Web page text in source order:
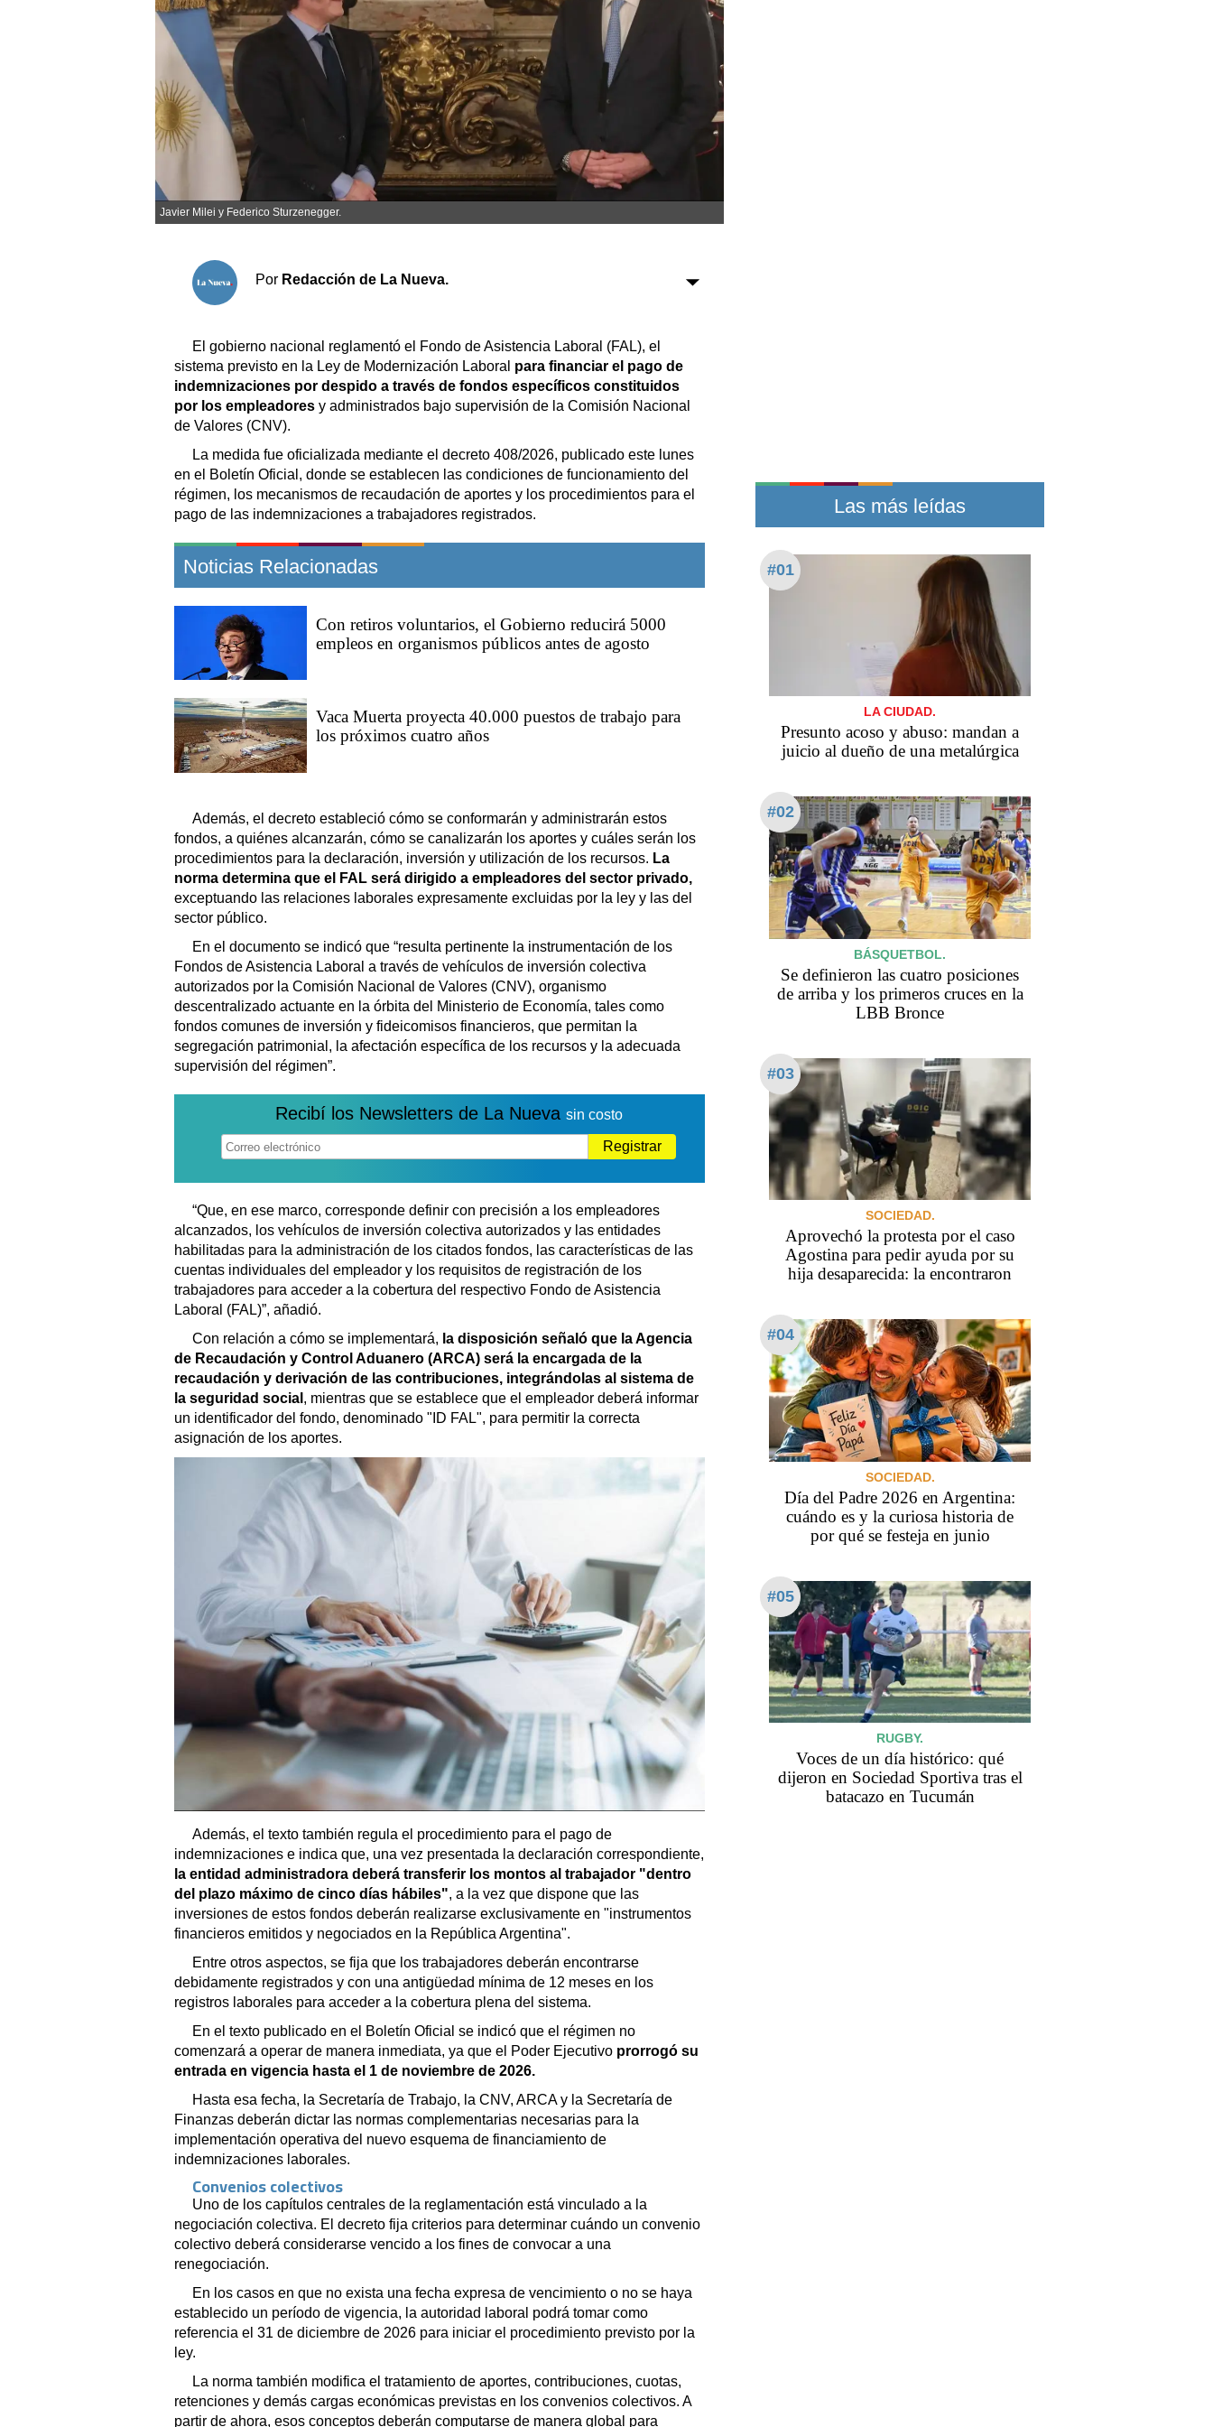
Sociedad y tiempo libre
Sociedad
Tecnología
Turismo
Salud
Es viral
El tiempo
Clasificados
Horóscopo
Servicios
Datos Útiles
Fúnebres
Edictos
Teléfonos de urgencia
Javier Milei y Federico Sturzenegger.
Por Redacción de La Nueva.
El gobierno nacional reglamentó el Fondo de Asistencia Laboral (FAL), el
sistema previsto en la Ley de Modernización Laboral para financiar el pago de
indemnizaciones por despido a través de fondos específicos constituidos
por los empleadores y administrados bajo supervisión de la Comisión Nacional
de Valores (CNV).
La medida fue oficializada mediante el decreto 408/2026, publicado este lunes
en el Boletín Oficial, donde se establecen las condiciones de funcionamiento del
régimen, los mecanismos de recaudación de aportes y los procedimientos para el
pago de las indemnizaciones a trabajadores registrados.
Noticias Relacionadas
Con retiros voluntarios, el Gobierno reducirá 5000
empleos en organismos públicos antes de agosto
Vaca Muerta proyecta 40.000 puestos de trabajo para
los próximos cuatro años
Además, el decreto estableció cómo se conformarán y administrarán estos
fondos, a quiénes alcanzarán, cómo se canalizarán los aportes y cuáles serán los
procedimientos para la declaración, inversión y utilización de los recursos. La
norma determina que el FAL será dirigido a empleadores del sector privado,
exceptuando las relaciones laborales expresamente excluidas por la ley y las del
sector público.
En el documento se indicó que “resulta pertinente la instrumentación de los
Fondos de Asistencia Laboral a través de vehículos de inversión colectiva
autorizados por la Comisión Nacional de Valores (CNV), organismo
descentralizado actuante en la órbita del Ministerio de Economía, tales como
fondos comunes de inversión y fideicomisos financieros, que permitan la
segregación patrimonial, la afectación específica de los recursos y la adecuada
supervisión del régimen”.
Recibí los Newsletters de La Nueva sin costo
Registrar
“Que, en ese marco, corresponde definir con precisión a los empleadores
alcanzados, los vehículos de inversión colectiva autorizados y las entidades
habilitadas para la administración de los citados fondos, las características de las
cuentas individuales del empleador y los requisitos de registración de los
trabajadores para acceder a la cobertura del respectivo Fondo de Asistencia
Laboral (FAL)”, añadió.
Con relación a cómo se implementará, la disposición señaló que la Agencia
de Recaudación y Control Aduanero (ARCA) será la encargada de la
recaudación y derivación de las contribuciones, integrándolas al sistema de
la seguridad social , mientras que se establece que el empleador deberá informar
un identificador del fondo, denominado "ID FAL", para permitir la correcta
asignación de los aportes.
Además, el texto también regula el procedimiento para el pago de
indemnizaciones e indica que, una vez presentada la declaración correspondiente,
la entidad administradora deberá transferir los montos al trabajador "dentro
del plazo máximo de cinco días hábiles", a la vez que dispone que las
inversiones de estos fondos deberán realizarse exclusivamente en "instrumentos
financieros emitidos y negociados en la República Argentina".
Entre otros aspectos, se fija que los trabajadores deberán encontrarse
debidamente registrados y con una antigüedad mínima de 12 meses en los
registros laborales para acceder a la cobertura plena del sistema.
En el texto publicado en el Boletín Oficial se indicó que el régimen no
comenzará a operar de manera inmediata, ya que el Poder Ejecutivo prorrogó su
entrada en vigencia hasta el 1 de noviembre de 2026.
Hasta esa fecha, la Secretaría de Trabajo, la CNV, ARCA y la Secretaría de
Finanzas deberán dictar las normas complementarias necesarias para la
implementación operativa del nuevo esquema de financiamiento de
indemnizaciones laborales.
Convenios colectivos
Uno de los capítulos centrales de la reglamentación está vinculado a la
negociación colectiva. El decreto fija criterios para determinar cuándo un convenio
colectivo deberá considerarse vencido a los fines de convocar a una
renegociación.
En los casos en que no exista una fecha expresa de vencimiento o no se haya
establecido un período de vigencia, la autoridad laboral podrá tomar como
referencia el 31 de diciembre de 2026 para iniciar el procedimiento previsto por la
ley.
La norma también modifica el tratamiento de aportes, contribuciones, cuotas,
retenciones y demás cargas económicas previstas en los convenios colectivos. A
partir de ahora, esos conceptos deberán computarse de manera global para
Las más leídas
#01
LA CIUDAD.
Presunto acoso y abuso: mandan a
juicio al dueño de una metalúrgica
#02
BÁSQUETBOL.
Se definieron las cuatro posiciones
de arriba y los primeros cruces en la
LBB Bronce
#03
SOCIEDAD.
Aprovechó la protesta por el caso
Agostina para pedir ayuda por su
hija desaparecida: la encontraron
#04
SOCIEDAD.
Día del Padre 2026 en Argentina:
cuándo es y la curiosa historia de
por qué se festeja en junio
#05
RUGBY.
Voces de un día histórico: qué
dijeron en Sociedad Sportiva tras el
batacazo en Tucumán